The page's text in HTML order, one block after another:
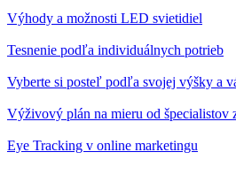
Výhody a možnosti LED svietidiel
Tesnenie podľa individuálnych potrieb
Vyberte si posteľ podľa svojej výšky a
Výživový plán na mieru od špecialistov
Eye Tracking v online marketingu